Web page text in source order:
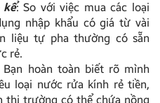
kể: So với việc mua các loại
nhập khẩu có giá từ vài
liệu tự pha thường có sẵn
rẻ.
Bạn hoàn toàn biết rõ mình
loại nước rửa kính rẻ tiền,
thị trường có thể chứa nồng